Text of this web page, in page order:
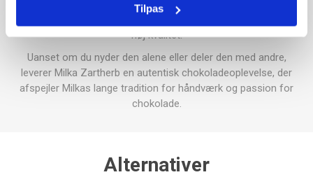
Tilpas
Med sin glatte tekstur og rige aroma er Milka Zartherb et
høj kvalitet.
Uanset om du nyder den alene eller deler den med andre,
leverer Milka Zartherb en autentisk chokoladeoplevelse, der
afspejler Milkas lange tradition for håndværk og passion for
chokolade.
Alternativer